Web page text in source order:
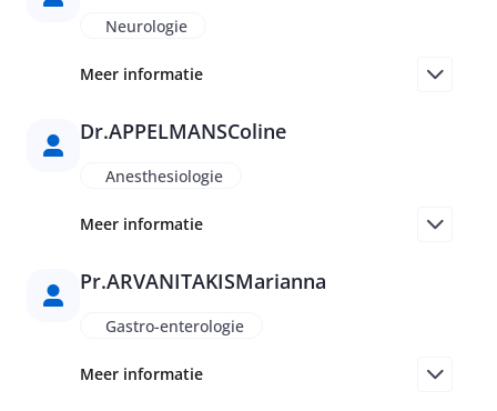
Neurologie
Meer informatie
Dr.APPELMANSColine
Anesthesiologie
Meer informatie
Pr.ARVANITAKISMarianna
Gastro-enterologie
Meer informatie